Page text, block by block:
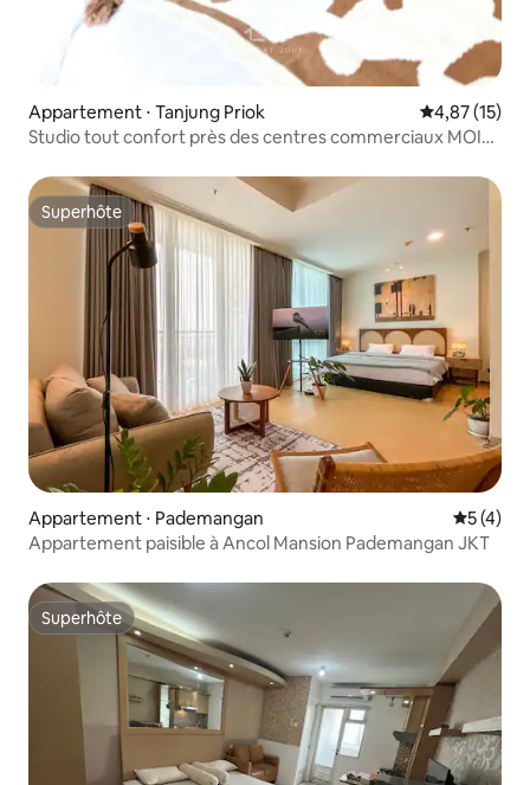
Appartement ⋅ Tanjung Priok Évaluation
4,87 (15)
Studio tout confort près des centres commerciaux MOI
Superhôte
Superhôte
Appartement ⋅ Pademangan
5 (4)
Appartement paisible à Ancol Mansion Pademangan JKT
Superhôte
Superhôte